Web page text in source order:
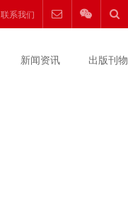
联系我们
新闻资讯 出版刊物